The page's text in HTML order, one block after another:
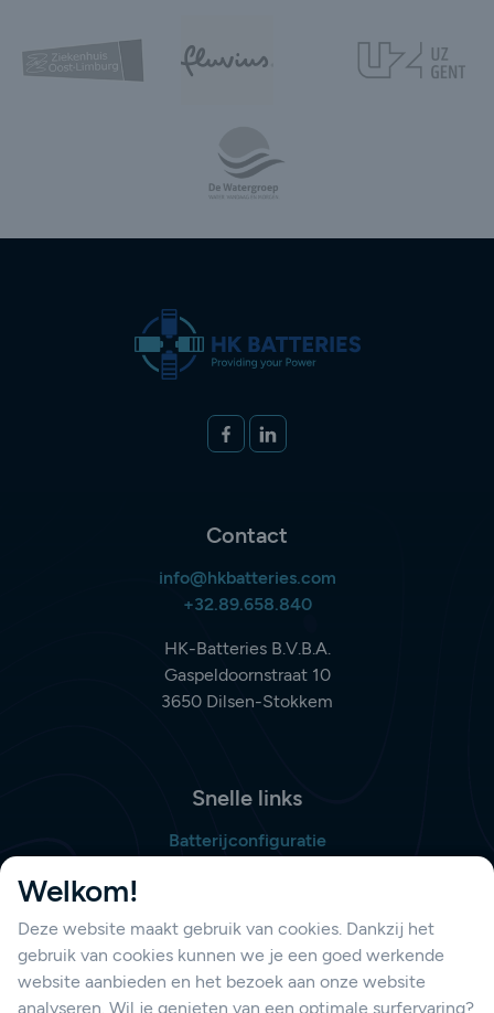
Volg ons op
FACEBOOKLINKEDIN
Contact
info@hkbatteries.com
+32.89.658.840
HK-Batteries B.V.B.A.
Gaspeldoornstraat 10
3650 Dilsen-Stokkem
Snelle links
Batterijconfiguratie
Support
Contacteer ons
Welkom!
Deze website maakt gebruik van cookies. Dankzij het
gebruik van cookies kunnen we je een goed werkende
website aanbieden en het bezoek aan onze website
analyseren. Wil je genieten van een optimale surfervaring?